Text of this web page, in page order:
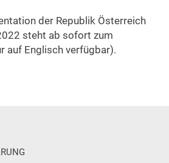
der Republik Österreich
steht ab sofort zum
auf Englisch verfügbar).